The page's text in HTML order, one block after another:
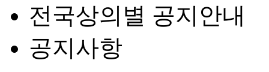
전국상의별 공지안내
공지사항